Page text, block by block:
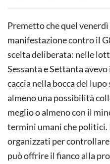
Premetto che quel
manifestazione contro il
scelta deliberata: nelle
Sessanta e Settanta
caccia nella bocca del
almeno una possibilità
meglio o almeno con il
termini umani che politici.
organizzati per
può offrire il fianco alla